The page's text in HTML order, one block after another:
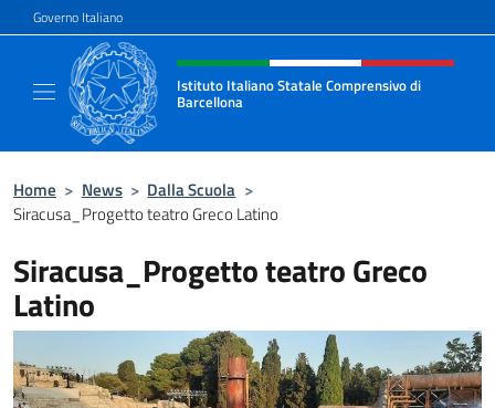
Salta al contenuto
Governo Italiano
Intestazione sito, social e menù
Istituto Italiano Statale Comprensivo di
Barcellona
Home > News > Dalla Scuola >
Siracusa_Progetto teatro Greco Latino
Siracusa_Progetto teatro Greco
Latino